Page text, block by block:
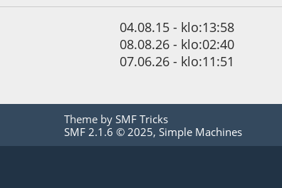
04.08.15 - klo:13:58
08.08.26 - klo:02:40
07.06.26 - klo:11:51
Theme by SMF Tricks
SMF 2.1.6 © 2025, Simple Machines